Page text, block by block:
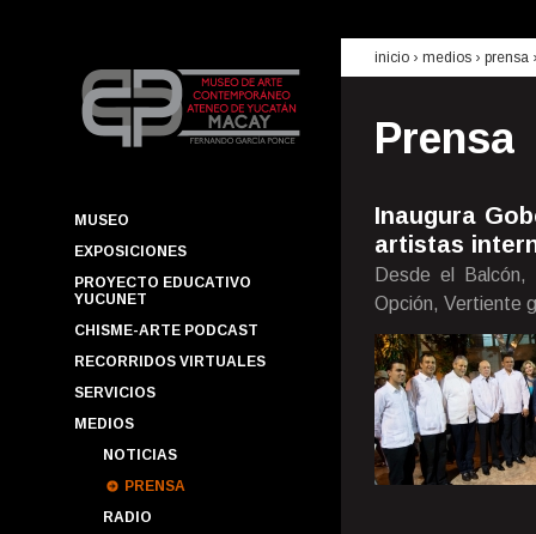
MUSEO
EXPOSICIONES
PROYECTO EDUCATIVO
YUCUNET
CHISME-ARTE PODCAST
RECORRIDOS VIRTUALES
SERVICIOS
MEDIOS
NOTICIAS
PRENSA
RADIO
inicio › medios › prensa
Prensa
Inaugura
artistas
Desde el
Opción, Vertiente